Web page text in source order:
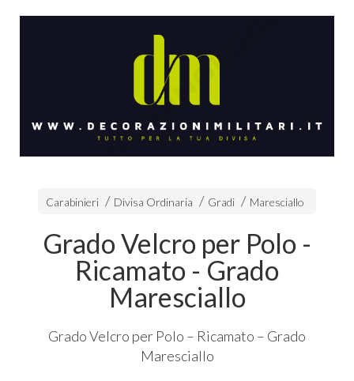
Carabinieri Divisa Ordinaria Gradi Maresciallo
Grado Velcro per Polo -
Ricamato - Grado
Maresciallo
Grado Velcro per Polo – Ricamato – Grado
Maresciallo